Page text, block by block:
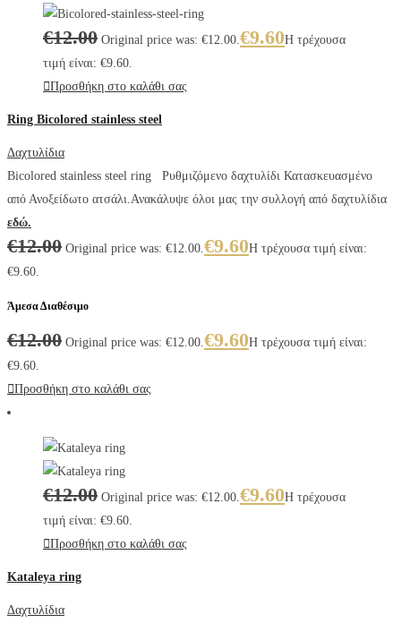
€12.00 Original price was: €12.00. €9.60Η τρέχουσα
τιμή είναι: €9.60.
Προσθήκη στο καλάθι σας
Ring Bicolored stainless steel
Δαχτυλίδια
Bicolored stainless steel ring Ρυθμιζόμενο δαχτυλίδι Κατασκευασμένο
από Ανοξείδωτο ατσάλι.Ανακάλυψε όλοι μας την συλλογή από δαχτυλίδια
εδώ.
€12.00 Original price was: €12.00. €9.60Η τρέχουσα τιμή είναι:
€9.60.
Άμεσα Διαθέσιμο
€12.00 Original price was: €12.00. €9.60Η τρέχουσα τιμή είναι:
€9.60.
Προσθήκη στο καλάθι σας
€12.00 Original price was: €12.00. €9.60Η τρέχουσα
τιμή είναι: €9.60.
Προσθήκη στο καλάθι σας
Kataleya ring
Δαχτυλίδια